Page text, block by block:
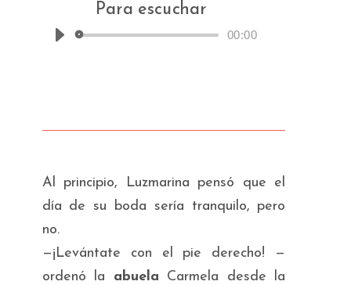
Para escuchar
Reproductor00:00
Al principio, Luzmarina pensó que el
día de su boda sería tranquilo, pero
no.
—¡Levántate con el pie derecho! —
ordenó la abuela Carmela desde la